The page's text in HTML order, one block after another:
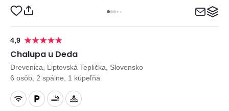
4,9
Chalupa u Deda
Drevenica, Liptovská Teplička, Slovensko
6 osôb, 2 spálne, 1 kúpeľňa